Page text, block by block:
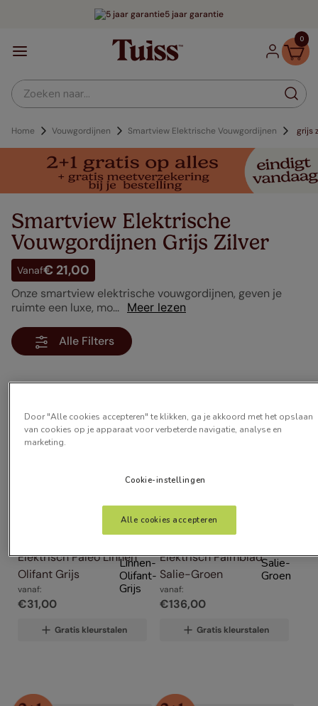
5 jaar garantie
0
Zoeken naar...
Vouwgordijnen Smartview Elektrische Vouwgordijnen grijs
Smartview Elektrische
Vouwgordijnen Grijs Zilver
Vanaf€ 21,00
Onze smartview elektrische vouwgordijnen, geven je
ruimte een luxe, mo... Meer lezen
Alle Filters
7Artikelen
Elektrisch Paleo Linnen
Olifant Grijs
vanaf:
€31,00
Gratis kleurstalen
Elektrisch Palmblad
Salie-Groen
vanaf:
€136,00
Gratis kleurstalen
Door "Alle cookies accepteren" te klikken, ga je akkoord met het opslaan
van cookies op je apparaat voor verbeterde navigatie, analyse en
marketing.
Cookie-instellingen
Alle cookies accepteren